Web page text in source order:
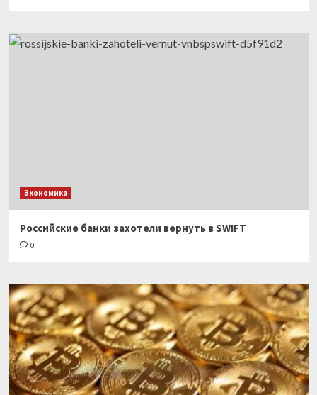
Экономика
Российские банки захотели вернуть в SWIFT
0